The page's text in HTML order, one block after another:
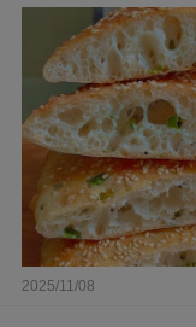
2025/11/08